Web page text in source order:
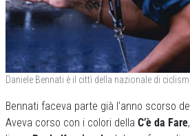
Daniele Bennati è il cittì della nazionale di
Bennati faceva parte già l’anno scorso
Aveva corso con i colori della C’è da Fare